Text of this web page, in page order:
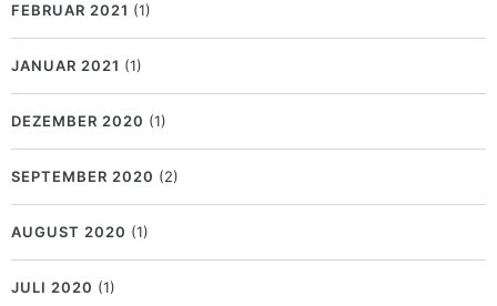
FEBRUAR 2021 (1)
JANUAR 2021 (1)
DEZEMBER 2020 (1)
SEPTEMBER 2020 (2)
AUGUST 2020 (1)
JULI 2020 (1)